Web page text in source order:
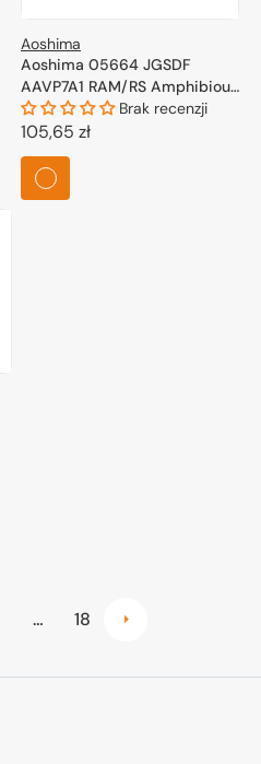
Aoshima
Aoshima 05664 JGSDF
AAVP7A1 RAM/RS Amphibious
Rapid Deployment Brigade
1/72
Brak recenzji
Cena
regularna
105,65 zł
… 18